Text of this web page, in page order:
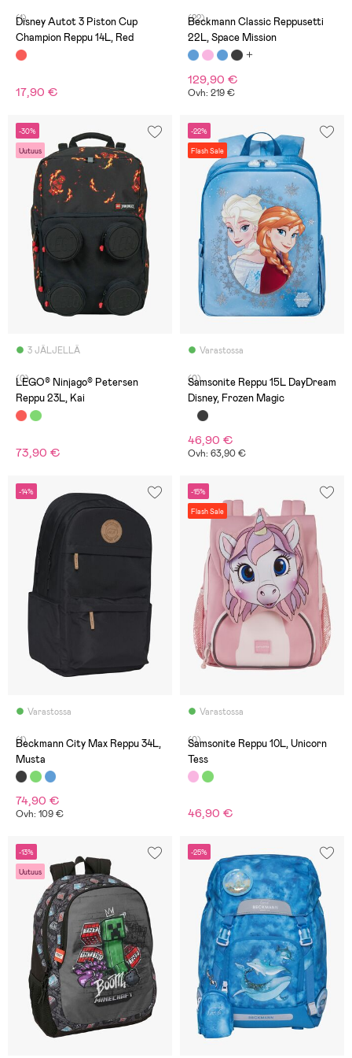
(1)
Disney Autot 3 Piston Cup
Champion Reppu 14L, Red
17,90 €
(22)
Beckmann Classic Reppusetti
22L, Space Mission
129,90 €
Ovh: 219 €
-30%
Uutuus
3 JÄLJELLÄ
(0)
LEGO® Ninjago® Petersen
Reppu 23L, Kai
73,90 €
-22%
Flash Sale
Varastossa
(0)
Samsonite Reppu 15L DayDream
Disney, Frozen Magic
46,90 €
Ovh: 63,90 €
-14%
Varastossa
(1)
Beckmann City Max Reppu 34L,
Musta
74,90 €
Ovh: 109 €
-15%
Flash Sale
Varastossa
(0)
Samsonite Reppu 10L, Unicorn
Tess
46,90 €
-13%
Uutuus
-25%